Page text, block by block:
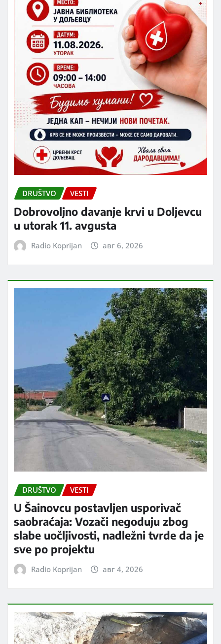
DRUŠTVO VESTI
Dobrovoljno davanje krvi u Doljevcu
u utorak 11. avgusta
Radio Koprijan авг 6, 2026
DRUŠTVO VESTI
U Šainovcu postavljen usporivač
saobraćaja: Vozači negoduju zbog
slabe uočljivosti, nadležni tvrde da je
sve po projektu
Radio Koprijan авг 4, 2026